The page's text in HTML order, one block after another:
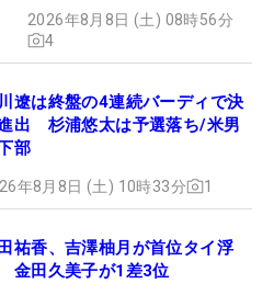
2026年8月8日 (土) 08時56分
4
遼は終盤の4連続バーディで決
出 杉浦悠太は予選落ち/米男
部
年8月8日 (土) 10時33分 1
祐香、吉澤柚月が首位タイ浮
金田久美子が1差3位